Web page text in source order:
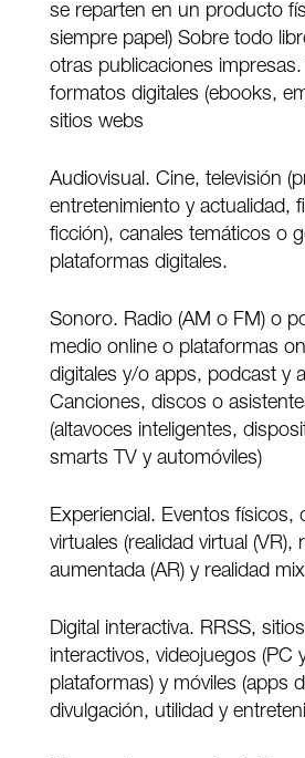
se reparten en un producto
siempre papel) Sobre todo
otras publicaciones impresas.
formatos digitales (ebooks,
sitios webs
Audiovisual. Cine, televisión
entretenimiento y actualidad,
ficción), canales temáticos o
plataformas digitales.
Sonoro. Radio (AM o FM) o
medio online o plataformas
digitales y/o apps, podcast y
Canciones, discos o
(altavoces inteligentes,
smarts TV y automóviles)
Experiencial. Eventos físicos,
virtuales (realidad virtual (VR),
aumentada (AR) y realidad
Digital interactiva. RRSS,
interactivos, videojuegos (PC
plataformas) y móviles (apps
divulgación, utilidad y